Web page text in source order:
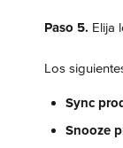
Paso 5. Elija
Los
Sync
Snooze